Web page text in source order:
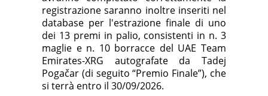
registrazione saranno inoltre inseriti nel
database per l'estrazione finale di uno
dei 13 premi in palio, consistenti in n. 3
maglie e n. 10 borracce del UAE Team
Emirates-XRG autografate da Tadej
Pogačar (di seguito “Premio Finale”), che
si terrà entro il 30/09/2026.